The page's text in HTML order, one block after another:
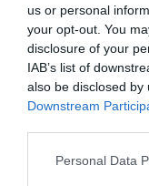
us or personal
your opt-out. You
disclosure of your
IAB’s list of
also be disclosed
Downstream
Personal Data
‘Tenet’ é um
thriller de
futurista (ou
científica
um
limites, que
a máscara e